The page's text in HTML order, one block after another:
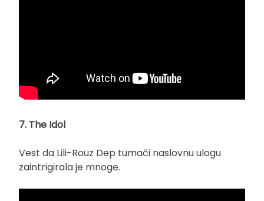
7. The Idol
Vest da Lili-Rouz Dep tumači naslovnu ulogu
zaintrigirala je mnoge.